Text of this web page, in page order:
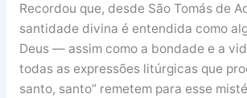
Recordou que, desde São Tomás de
santidade divina é entendida como
Deus — assim como a bondade e a
todas as expressões litúrgicas que
santo, santo” remetem para esse